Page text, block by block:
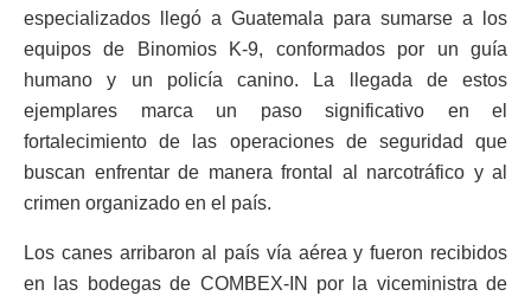
especializados llegó a Guatemala para sumarse a los
equipos de Binomios K-9, conformados por un guía
humano y un policía canino. La llegada de estos
ejemplares marca un paso significativo en el
fortalecimiento de las operaciones de seguridad que
buscan enfrentar de manera frontal al narcotráfico y al
crimen organizado en el país.
Los canes arribaron al país vía aérea y fueron recibidos
en las bodegas de COMBEX-IN por la viceministra de